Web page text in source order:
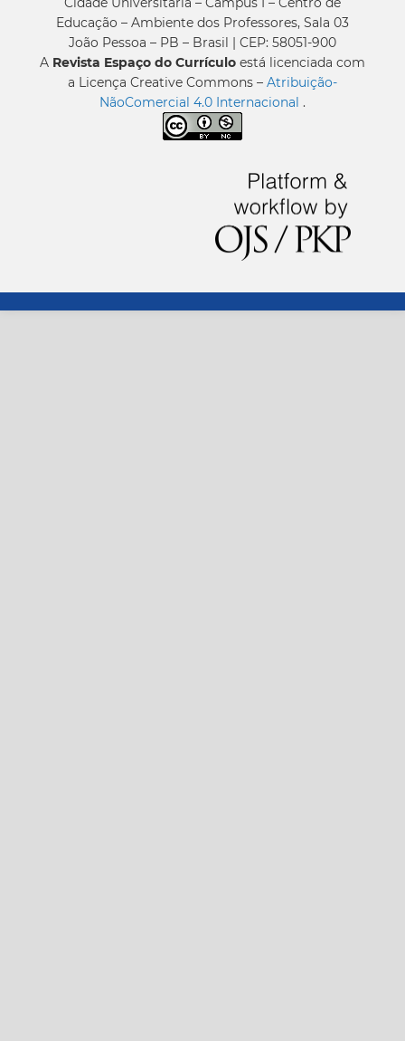
Educação – Ambiente dos Professores, Sala 03
João Pessoa – PB – Brasil | CEP: 58051-900
A Revista Espaço do Currículo está licenciada com
a Licença Creative Commons – Atribuição-
NãoComercial 4.0 Internacional .